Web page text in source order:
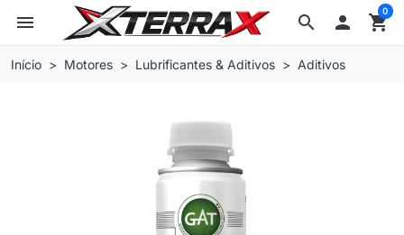
search
menu  shopping_cart
0
Início Motores Lubrificantes & Aditivos Aditivos